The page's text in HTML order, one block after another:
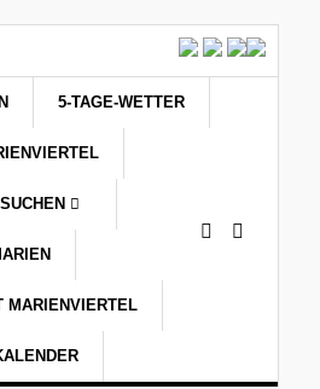
5-TAGE-WETTER
SUCHEN
MARIENVIERTEL